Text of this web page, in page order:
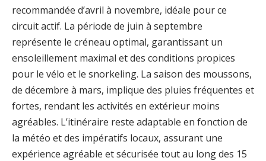
recommandée d’avril à novembre, idéale pour ce
circuit actif. La période de juin à septembre
représente le créneau optimal, garantissant un
ensoleillement maximal et des conditions propices
pour le vélo et le snorkeling. La saison des moussons,
de décembre à mars, implique des pluies fréquentes et
fortes, rendant les activités en extérieur moins
agréables. L’itinéraire reste adaptable en fonction de
la météo et des impératifs locaux, assurant une
expérience agréable et sécurisée tout au long des 15